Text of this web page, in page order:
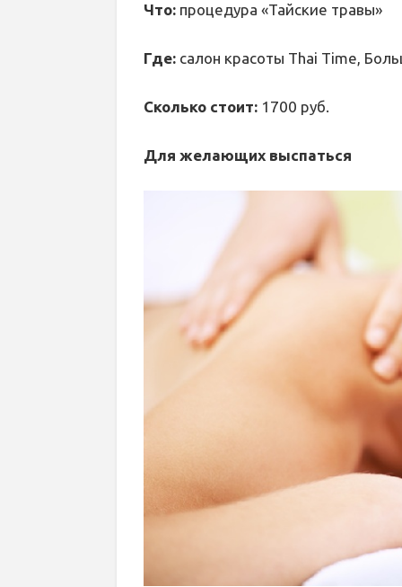
Что: процедура «Тайские травы»
Где: салон красоты Thai Time,
Сколько стоит: 1700 руб.
Для желающих выспаться